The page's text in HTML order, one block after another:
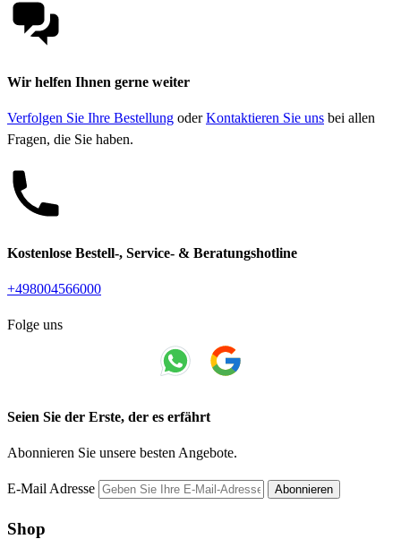
Wir helfen Ihnen gerne weiter
Verfolgen Sie Ihre Bestellung oderKontaktieren Sie uns bei allen
Fragen, die Sie haben.
Kostenlose Bestell-, Service- & Beratungshotline
+498004566000
Folge uns
Seien Sie der Erste, der es erfährt
Abonnieren Sie unsere besten Angebote.
E-Mail Adresse Abonnieren
Shop